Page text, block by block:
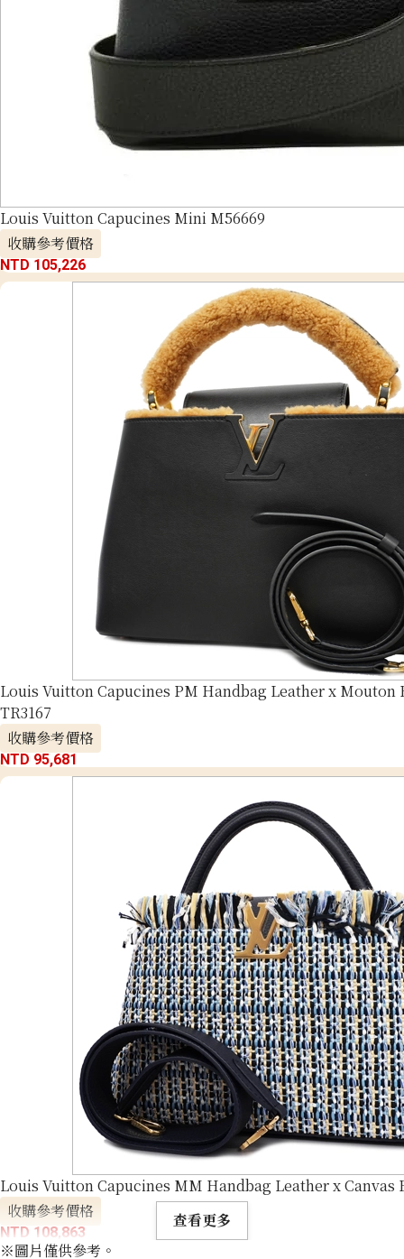
Louis Vuitton Capucines Mini M56669
收購參考價格
NTD 105,226
Louis Vuitton Capucines PM Handbag Leather x Mouton
TR3167
收購參考價格
NTD 95,681
Louis Vuitton Capucines MM Handbag Leather x Canvas
收購參考價格
NTD 108,863
查看更多
※圖片僅供參考。